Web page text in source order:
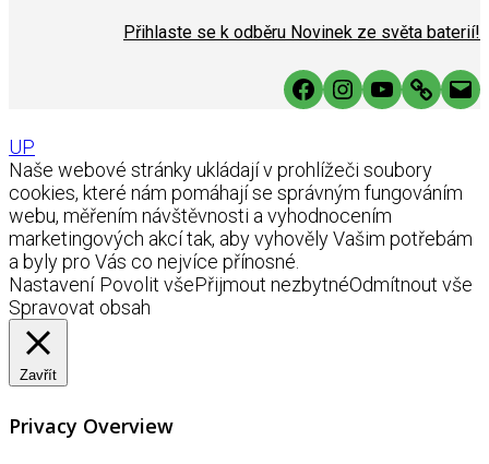
Přihlaste se k odběru Novinek ze světa baterií!
Facebook
Instagram
YouTube
Link
UP
Naše webové stránky ukládají v prohlížeči soubory
cookies, které nám pomáhají se správným fungováním
webu, měřením návštěvnosti a vyhodnocením
marketingových akcí tak, aby vyhověly Vašim potřebám
a byly pro Vás co nejvíce přínosné.
Nastavení Povolit všePřijmout nezbytnéOdmítnout vše
Spravovat obsah
Zavřít
Privacy Overview